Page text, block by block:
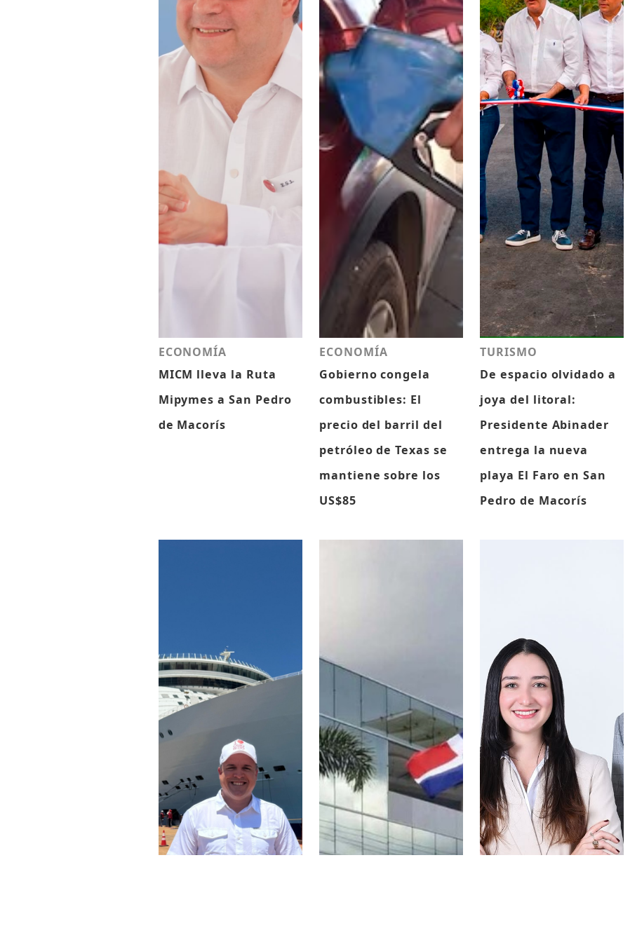
ECONOMÍA
MICM lleva la Ruta
Mipymes a San Pedro
de Macorís
ECONOMÍA
Gobierno congela
combustibles: El
precio del barril del
petróleo de Texas se
mantiene sobre los
US$85
TURISMO
De espacio olvidado a
joya del litoral:
Presidente Abinader
entrega la nueva
playa El Faro en San
Pedro de Macorís